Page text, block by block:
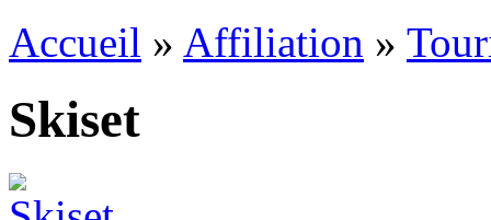
Accueil » Affiliation »
Skiset